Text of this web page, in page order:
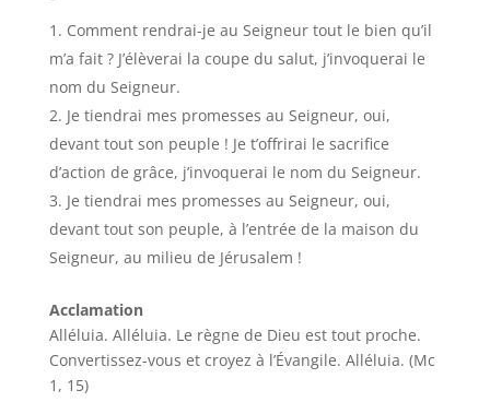
Comment rendrai-je au Seigneur tout le bien qu’il
m’a fait ? J’élèverai la coupe du salut, j’invoquerai le
nom du Seigneur.
Je tiendrai mes promesses au Seigneur, oui,
devant tout son peuple ! Je t’offrirai le sacrifice
d’action de grâce, j’invoquerai le nom du Seigneur.
Je tiendrai mes promesses au Seigneur, oui,
devant tout son peuple, à l’entrée de la maison du
Seigneur, au milieu de Jérusalem !
Acclamation
Alléluia. Alléluia. Le règne de Dieu est tout proche.
Convertissez-vous et croyez à l’Évangile. Alléluia. (Mc
1, 15)